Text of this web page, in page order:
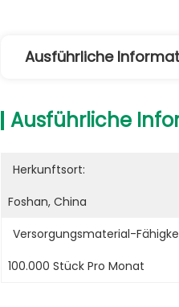
Ausführliche
Ausführliche
Herkunftsort:
Foshan, China
Versorgungsmaterial-
100.000 Stück Pro Monat